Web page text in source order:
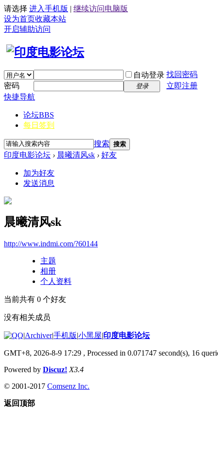
请选择 进入手机版 | 继续访问电脑版
设为首页收藏本站
开启辅助访问
自动登录 找回密码
密码
登录
立即注册
快捷导航
论坛BBS
每日签到
搜索 搜索
印度电影论坛 › 晨曦清风sk › 好友
加为好友
发送消息
晨曦清风sk
http://www.indmi.com/?60144
主题
相册
个人资料
当前共有 0 个好友
没有相关成员
|Archiver|手机版|小黑屋|印度电影论坛
GMT+8, 2026-8-9 17:29 , Processed in 0.071747 second(s), 16
Powered by Discuz! X3.4
© 2001-2017 Comsenz Inc.
返回顶部